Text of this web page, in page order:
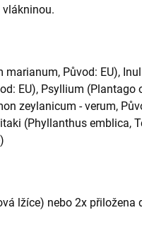
Původ: EU),
EU), Psyllium (Plantago
zeylanicum - verum,
(Phyllanthus emblica,
lžíce) nebo 2x přiložena